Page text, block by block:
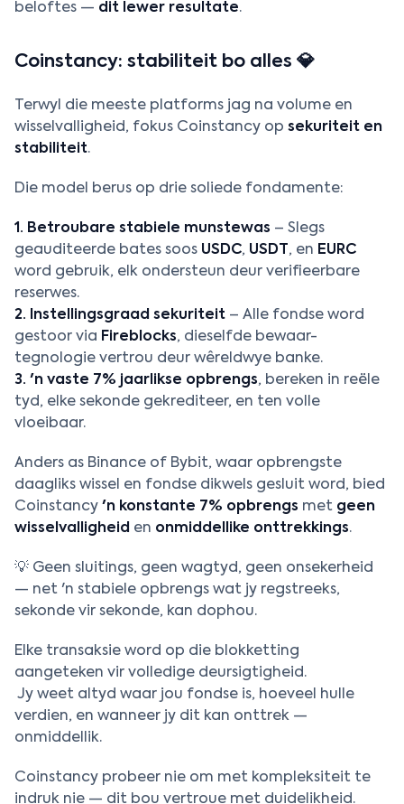
beloftes — dit lewer resultate.
Coinstancy: stabiliteit bo alles 💎
Terwyl die meeste platforms jag na volume en
wisselvalligheid, fokus Coinstancy op sekuriteit en
stabiliteit.
Die model berus op drie soliede fondamente:
1. Betroubare stabiele munstewas – Slegs
geauditeerde bates soos USDC, USDT, en EURC
word gebruik, elk ondersteun deur verifieerbare
reserwes.
2. Instellingsgraad sekuriteit – Alle fondse word
gestoor via Fireblocks, dieselfde bewaar-
tegnologie vertrou deur wêreldwye banke.
3. 'n vaste 7% jaarlikse opbrengs, bereken in reële
tyd, elke sekonde gekrediteer, en ten volle
vloeibaar.
Anders as Binance of Bybit, waar opbrengste
daagliks wissel en fondse dikwels gesluit word, bied
Coinstancy 'n konstante 7% opbrengs met geen
wisselvalligheid en onmiddellike onttrekkings.
💡 Geen sluitings, geen wagtyd, geen onsekerheid
— net 'n stabiele opbrengs wat jy regstreeks,
sekonde vir sekonde, kan dophou.
Elke transaksie word op die blokketting
aangeteken vir volledige deursigtigheid.
Jy weet altyd waar jou fondse is, hoeveel hulle
verdien, en wanneer jy dit kan onttrek —
onmiddellik.
Coinstancy probeer nie om met kompleksiteit te
indruk nie — dit bou vertroue met duidelikheid.